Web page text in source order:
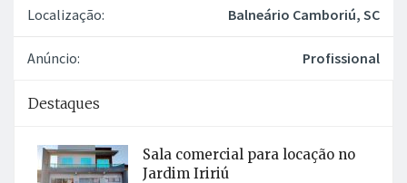
Localização: Balneário Camboriú, SC
Anúncio: Profissional
Destaques
Sala comercial para locação no
Jardim Iririú